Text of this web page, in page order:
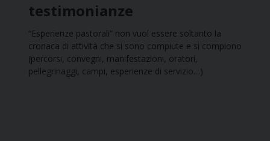
testimonianze
“Esperienze pastorali” non vuol essere soltanto la
cronaca di attività che si sono compiute e si compiono
(percorsi, convegni, manifestazioni, oratori,
pellegrinaggi, campi, esperienze di servizio…)